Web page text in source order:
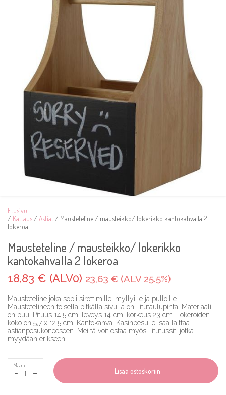
Etusivu
/ Kattaus /Astiat / Mausteteline / mausteikko/ lokerikko kantokahvalla 2
lokeroa
Mausteteline / mausteikko/ lokerikko
kantokahvalla 2 lokeroa
18,83 € (ALV0) 23,63 € (ALV 25.5%)
Mausteteline joka sopii sirottimille, myllyille ja pulloille.
Maustetelineen toisella pitkällä sivulla on liitutaulupinta. Materiaali
on puu. Pituus 14,5 cm, leveys 14 cm, korkeus 23 cm. Lokeroiden
koko on 5,7 x 12.5 cm. Kantokahva. Käsinpesu, ei saa laittaa
astianpesukoneeseen. Meiltä voit ostaa myös liitutussit, jotka
myydään erikseen.
Määrä
- + Lisää ostoskoriin